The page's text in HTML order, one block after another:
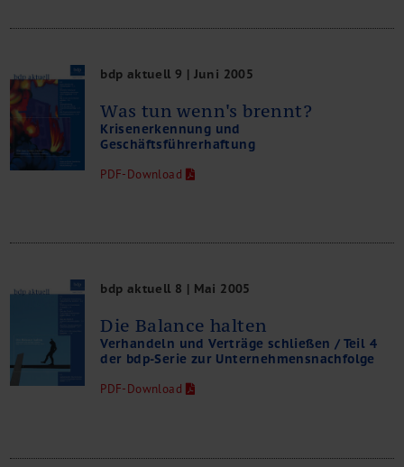
bdp aktuell 9 | Juni 2005
Was tun wenn's brennt?
Krisenerkennung und
Geschäftsführerhaftung
PDF-Download
bdp aktuell 8 | Mai 2005
Die Balance halten
Verhandeln und Verträge schließen / Teil 4
der bdp-Serie zur Unternehmensnachfolge
PDF-Download